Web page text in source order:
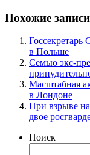
Похожие
в Польше
Семью экс-
Масштабная
в Лондоне
При взрыве
двое
Поиск